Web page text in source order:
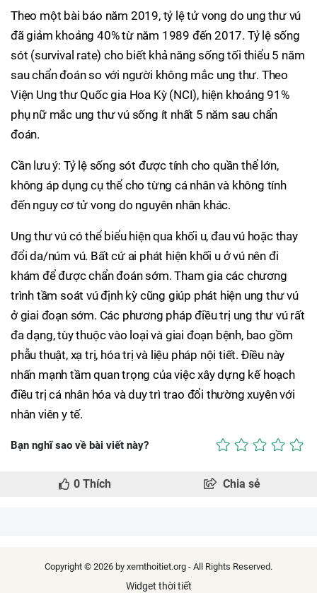
Theo một bài báo năm 2019, tỷ lệ tử vong do ung thư vú
đã giảm khoảng 40% từ năm 1989 đến 2017. Tỷ lệ sống
sót (survival rate) cho biết khả năng sống tối thiểu 5 năm
sau chẩn đoán so với người không mắc ung thư. Theo
Viện Ung thư Quốc gia Hoa Kỳ (NCI), hiện khoảng 91%
phụ nữ mắc ung thư vú sống ít nhất 5 năm sau chẩn
đoán.
Cần lưu ý: Tỷ lệ sống sót được tính cho quần thể lớn,
không áp dụng cụ thể cho từng cá nhân và không tính
đến nguy cơ tử vong do nguyên nhân khác.
Ung thư vú có thể biểu hiện qua khối u, đau vú hoặc thay
đổi da/núm vú. Bất cứ ai phát hiện khối u ở vú nên đi
khám để được chẩn đoán sớm. Tham gia các chương
trình tầm soát vú định kỳ cũng giúp phát hiện ung thư vú
ở giai đoạn sớm. Các phương pháp điều trị ung thư vú rất
đa dạng, tùy thuộc vào loại và giai đoạn bệnh, bao gồm
phẫu thuật, xạ trị, hóa trị và liệu pháp nội tiết. Điều này
nhấn mạnh tầm quan trọng của việc xây dựng kế hoạch
điều trị cá nhân hóa và duy trì trao đổi thường xuyên với
nhân viên y tế.
Bạn nghĩ sao về bài viết này?
0 Thích Chia sẻ
Copyright © 2026 by xemthoitiet.org - All Rights Reserved.
Widget thời tiết